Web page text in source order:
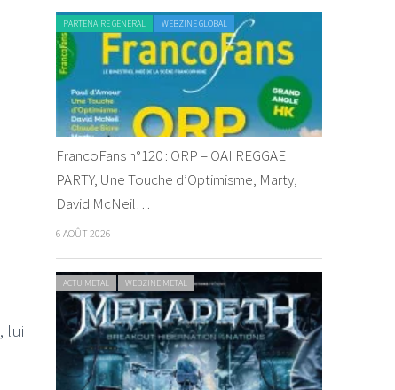
, lui
PARTENAIRE GENERAL WEBZINE GLOBAL
FrancoFans n°120 : ORP – OAI REGGAE
PARTY, Une Touche d’Optimisme, Marty,
David McNeil…
6 AOÛT 2026
ACTU METAL WEBZINE METAL